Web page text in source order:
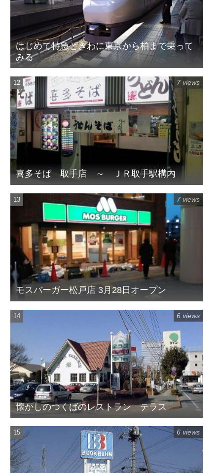
はじめて特急ときわに東京から柏まで乗って
みる
喜多そば 取手店 ～ ＪＲ取手駅構内
7 views
モスバーガー松戸店 3月28日オープン
7 views
懐かしのつくばのレストラン テラス
6 views
6 views